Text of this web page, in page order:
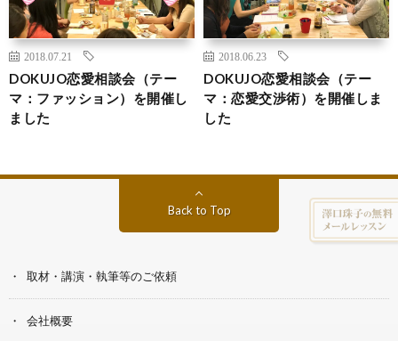
2018.07.21
DOKUJO恋愛相談会（テー
マ：ファッション）を開催し
ました
2018.06.23
DOKUJO恋愛相談会（テー
マ：恋愛交渉術）を開催しま
した
Back to Top
取材・講演・執筆等のご依頼
会社概要